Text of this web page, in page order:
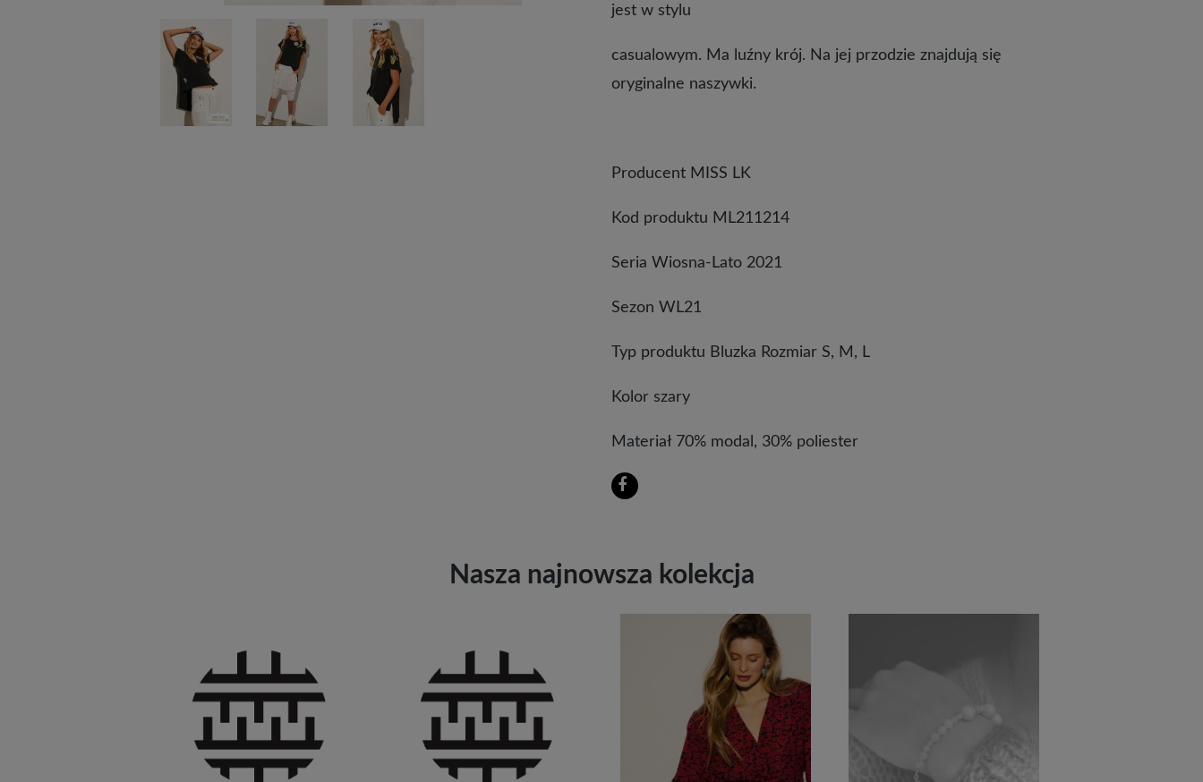
jest w stylu
casualowym. Ma luźny krój. Na jej przodzie znajdują się
oryginalne naszywki.
ProducentMISS LK
Kod produktu ML211214
Seria Wiosna-Lato 2021
Sezon WL21
Typ produktu Bluzka Rozmiar S, M, L
Kolor szary
Materiał 70% modal, 30% poliester
Nasza najnowsza kolekcja